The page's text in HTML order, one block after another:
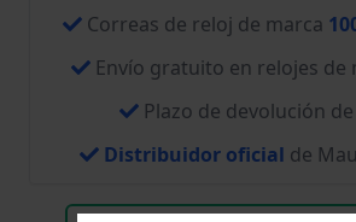
Correas de reloj de marca
Envío gratuito en relojes de
Plazo de devolución
Distribuidor oficial de